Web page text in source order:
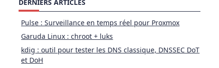
DERNIERS ARTICLES
Pulse : Surveillance en temps réel pour Proxmox
Garuda Linux : chroot + luks
kdig : outil pour tester les DNS classique, DNSSEC DoT
et DoH